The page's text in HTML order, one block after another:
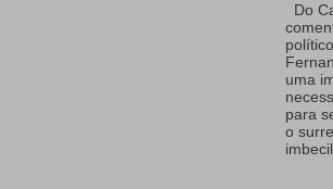
Do
uma
para
o